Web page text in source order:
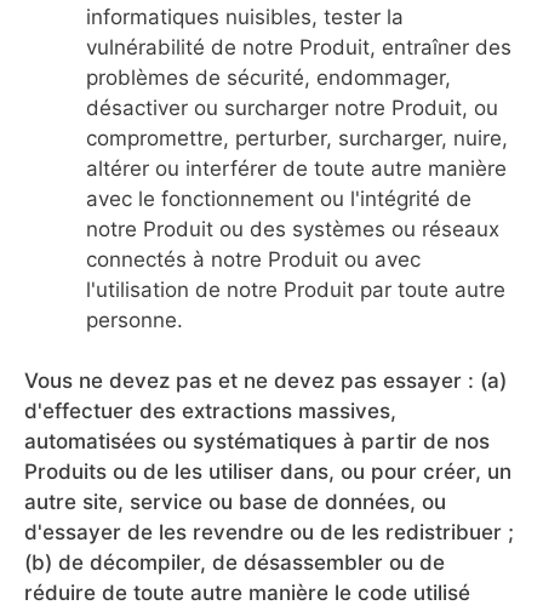
informatiques nuisibles, tester la
vulnérabilité de notre Produit, entraîner des
problèmes de sécurité, endommager,
désactiver ou surcharger notre Produit, ou
compromettre, perturber, surcharger, nuire,
altérer ou interférer de toute autre manière
avec le fonctionnement ou l'intégrité de
notre Produit ou des systèmes ou réseaux
connectés à notre Produit ou avec
l'utilisation de notre Produit par toute autre
personne.
Vous ne devez pas et ne devez pas essayer : (a)
d'effectuer des extractions massives,
automatisées ou systématiques à partir de nos
Produits ou de les utiliser dans, ou pour créer, un
autre site, service ou base de données, ou
d'essayer de les revendre ou de les redistribuer ;
(b) de décompiler, de désassembler ou de
réduire de toute autre manière le code utilisé